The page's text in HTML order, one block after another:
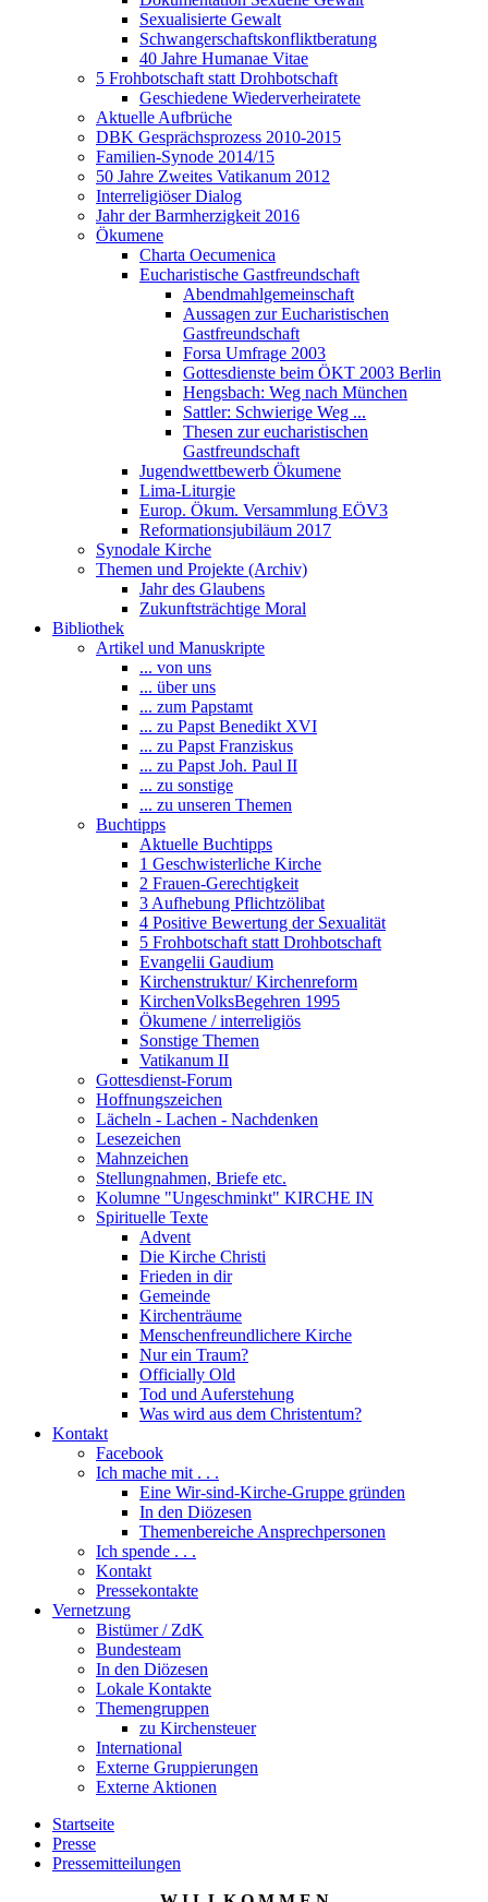
Sexualisierte Gewalt
Schwangerschaftskonfliktberatung
40 Jahre Humanae Vitae
5 Frohbotschaft statt Drohbotschaft
Geschiedene Wiederverheiratete
Aktuelle Aufbrüche
DBK Gesprächsprozess 2010-2015
Familien-Synode 2014/15
50 Jahre Zweites Vatikanum 2012
Interreligiöser Dialog
Jahr der Barmherzigkeit 2016
Ökumene
Charta Oecumenica
Eucharistische Gastfreundschaft
Abendmahlgemeinschaft
Aussagen zur Eucharistischen
Gastfreundschaft
Forsa Umfrage 2003
Gottesdienste beim ÖKT 2003 Berlin
Hengsbach: Weg nach München
Sattler: Schwierige Weg ...
Thesen zur eucharistischen
Gastfreundschaft
Jugendwettbewerb Ökumene
Lima-Liturgie
Europ. Ökum. Versammlung EÖV3
Reformationsjubiläum 2017
Synodale Kirche
Themen und Projekte (Archiv)
Jahr des Glaubens
Zukunftsträchtige Moral
Bibliothek
Artikel und Manuskripte
... von uns
... über uns
... zum Papstamt
... zu Papst Benedikt XVI
... zu Papst Franziskus
... zu Papst Joh. Paul II
... zu sonstige
... zu unseren Themen
Buchtipps
Aktuelle Buchtipps
1 Geschwisterliche Kirche
2 Frauen-Gerechtigkeit
3 Aufhebung Pflichtzölibat
4 Positive Bewertung der Sexualität
5 Frohbotschaft statt Drohbotschaft
Evangelii Gaudium
Kirchenstruktur/ Kirchenreform
KirchenVolksBegehren 1995
Ökumene / interreligiös
Sonstige Themen
Vatikanum II
Gottesdienst-Forum
Hoffnungszeichen
Lächeln - Lachen - Nachdenken
Lesezeichen
Mahnzeichen
Stellungnahmen, Briefe etc.
Kolumne "Ungeschminkt" KIRCHE IN
Spirituelle Texte
Advent
Die Kirche Christi
Frieden in dir
Gemeinde
Kirchenträume
Menschenfreundlichere Kirche
Nur ein Traum?
Officially Old
Tod und Auferstehung
Was wird aus dem Christentum?
Kontakt
Facebook
Ich mache mit . . .
Eine Wir-sind-Kirche-Gruppe gründen
In den Diözesen
Themenbereiche Ansprechpersonen
Ich spende . . .
Kontakt
Pressekontakte
Vernetzung
Bistümer / ZdK
Bundesteam
In den Diözesen
Lokale Kontakte
Themengruppen
zu Kirchensteuer
International
Externe Gruppierungen
Externe Aktionen
Startseite
Presse
Pressemitteilungen